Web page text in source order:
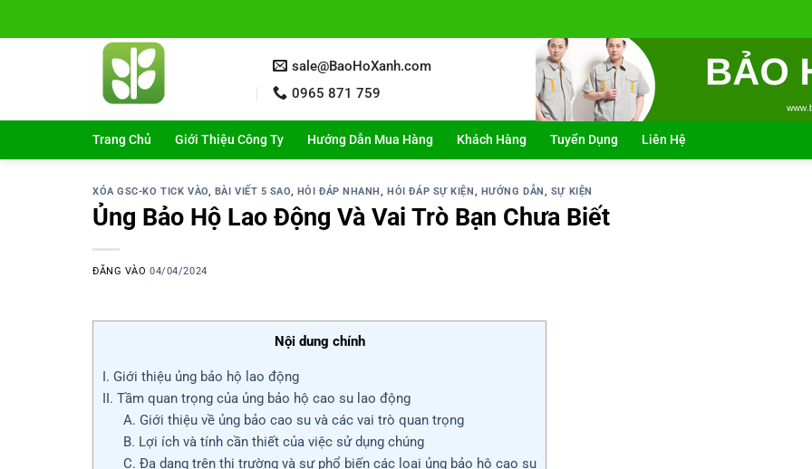
sale@BaoHoXanh.com
0965 871 759
Trang Chủ Giới Thiệu Công Ty Hướng Dẫn Mua Hàng Khách Hàng Tuyển Dụng Liên Hệ
XÓA GSC-KO TICK VÀO, BÀI VIẾT 5 SAO, HỎI ĐÁP NHANH,HỎI ĐÁP SỰ KIỆN, HƯỚNG DẪN, SỰ KIỆN
Ủng Bảo Hộ Lao Động Và Vai Trò Bạn Chưa Biết
ĐĂNG VÀO04/04/2024
Nội dung chính
I. Giới thiệu ủng bảo hộ lao động
II. Tầm quan trọng của ủng bảo hộ cao su lao động
A. Giới thiệu về ủng bảo cao su và các vai trò quan trọng
B. Lợi ích và tính cần thiết của việc sử dụng chúng
C. Đa dạng trên thị trường và sự phổ biến các loại ủng bảo hộ cao su